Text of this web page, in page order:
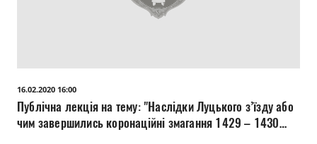
16.02.2020 16:00
Публічна лекція на тему: "Наслідки Луцького з’їзду або
чим завершились коронаційні змагання 1429 – 1430